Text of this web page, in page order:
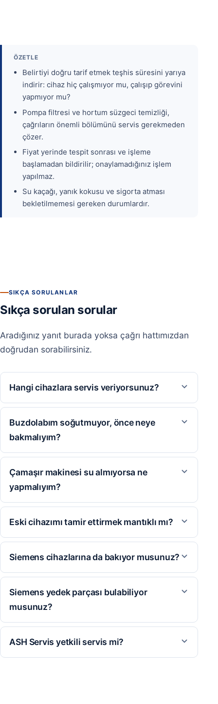
ÖZETLE
Belirtiyi doğru tarif etmek teşhis süresini yarıya
indirir: cihaz hiç çalışmıyor mu, çalışıp görevini
yapmıyor mu?
Pompa filtresi ve hortum süzgeci temizliği,
çağrıların önemli bölümünü servis gerekmeden
çözer.
Fiyat yerinde tespit sonrası ve işleme
başlamadan bildirilir; onaylamadığınız işlem
yapılmaz.
Su kaçağı, yanık kokusu ve sigorta atması
bekletilmemesi gereken durumlardır.
SIKÇA SORULANLAR
Sıkça sorulan sorular
Aradığınız yanıt burada yoksa çağrı hattımızdan
doğrudan sorabilirsiniz.
Hangi cihazlara servis veriyorsunuz?
Buzdolabım soğutmuyor, önce neye
bakmalıyım?
Çamaşır makinesi su almıyorsa ne
yapmalıyım?
Eski cihazımı tamir ettirmek mantıklı mı?
Siemens cihazlarına da bakıyor musunuz?
Siemens yedek parçası bulabiliyor
musunuz?
ASH Servis yetkili servis mi?